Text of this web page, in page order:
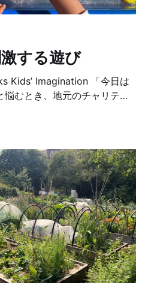
です。日本のきれいに整えら
んでいて、どこか静かで雰
する遊び
Imagination 「今日は
むとき、地元のチャリティ
模型、絵の具など、五感を刺
。どれを触っても、散らかし
ってはまるで夢のような世界
いです。準備する大人も大変
話によると「どんな素材を使
で大人の想像力も試されるそ
。さすがイギリス！イングリ
お馴染みのベイクドビーンズ